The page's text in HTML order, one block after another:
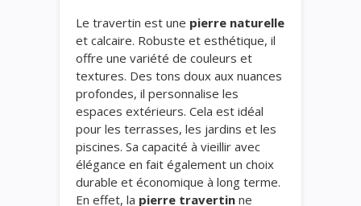
Le travertin est une pierre naturelle
et calcaire. Robuste et esthétique, il
offre une variété de couleurs et
textures. Des tons doux aux nuances
profondes, il personnalise les
espaces extérieurs. Cela est idéal
pour les terrasses, les jardins et les
piscines. Sa capacité à vieillir avec
élégance en fait également un choix
durable et économique à long terme.
En effet, la pierre travertin ne